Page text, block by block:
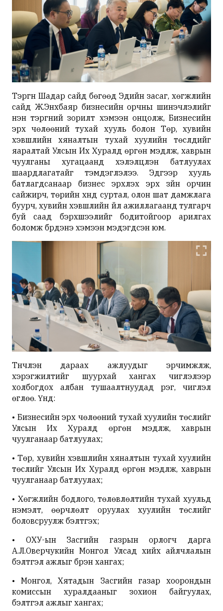
Тэргүүн Шадар сайд бөгөөд Эдийн засаг, хөгжлийн
сайд Ж.Энхбаяр бизнесийн орчны шинэчлэлийг
нэн тэргүүний зорилт хэмээн онцолж, Бизнесийн
эрх чөлөөний тухай хууль болон Төр, хувийн
хэвшлийн хяналтын тухай хуулийн төслүүдийг
яаралтай Улсын Их Хуралд өргөн мэдүүлж, хаврын
чуулганы хугацаанд хэлэлцүүлэн батлуулах
шаардлагатайг тэмдэглэлээ. Эдгээр хууль
батлагдсанаар бизнес эрхлэх эрх зүйн орчин
сайжирч, төрийн хүнд суртал, олон шат дамжлага
буурч, хувийн хэвшлийн үйл ажиллагаанд тулгарч
буй саад бэрхшээлийг бодитойгоор арилгах
боломж бүрдэнэ хэмээн мэдэгдсэн юм.
Түүнчлэн дараах ажлуудыг эрчимжүүлж,
хэрэгжилтийг шуурхай хангах чиглэлээр
холбогдох албан тушаалтнуудад үүрэг, чиглэл
өглөө. Үүнд:
• Бизнесийн эрх чөлөөний тухай хуулийн төслийг
Улсын Их Хуралд өргөн мэдүүлж, хаврын
чуулганаар батлуулах;
• Төр, хувийн хэвшлийн хяналтын тухай хуулийн
төслийг Улсын Их Хуралд өргөн мэдүүлж, хаврын
чуулганаар батлуулах;
• Хөгжлийн бодлого, төлөвлөлтийн тухай хуульд
нэмэлт, өөрчлөлт оруулах хуулийн төслийг
боловсруулж бэлтгэх;
• ОХУ-ын Засгийн газрын орлогч дарга
А.Л.Оверчукийн Монгол Улсад хийх айлчлалын
бэлтгэл ажлыг бүрэн хангах;
• Монгол, Хятадын Засгийн газар хоорондын
комиссын хуралдааныг зохион байгуулах,
бэлтгэл ажлыг хангах;